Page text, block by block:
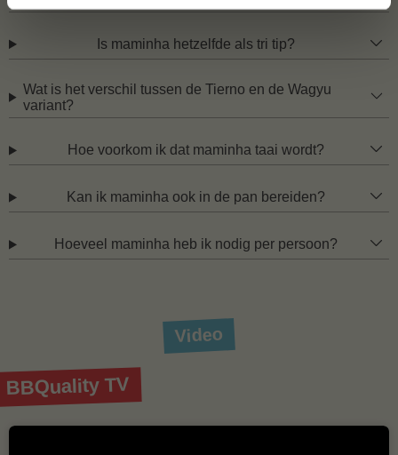
Is maminha hetzelfde als tri tip?
Wat is het verschil tussen de Tierno en de Wagyu
variant?
Hoe voorkom ik dat maminha taai wordt?
Kan ik maminha ook in de pan bereiden?
Hoeveel maminha heb ik nodig per persoon?
Video
BBQuality TV